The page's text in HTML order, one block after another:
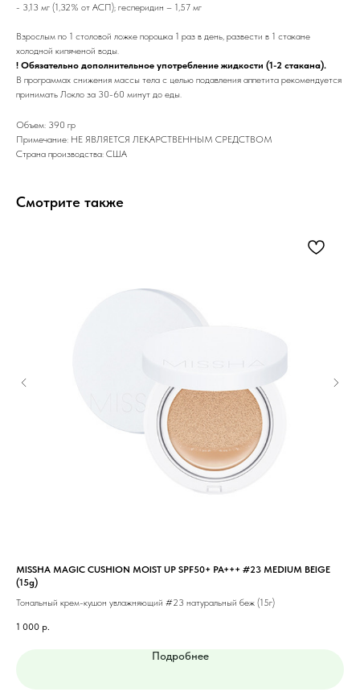
- 3,13 мг (1,32% от АСП); гесперидин – 1,57 мг
Взрослым по 1 столовой ложке порошка 1 раз в день, развести в 1 стакане
холодной кипяченой воды.
! Обязательно дополнительное употребление жидкости (1-2 стакана).
В программах снижения массы тела с целью подавления аппетита рекомендуется
принимать Локло за 30-60 минут до еды.
Объем: 390 гр
Примечание: НЕ ЯВЛЯЕТСЯ ЛЕКАРСТВЕННЫМ СРЕДСТВОМ
Страна производства: США
Смотрите также
MISSHA MAGIC CUSHION MOIST UP SPF50+ PA+++ #23 MEDIUM BEIGE
(15g)
Тональный крем-кушон увлажняющий #23 натуральный беж (15г)
1 000 р.
Подробнее